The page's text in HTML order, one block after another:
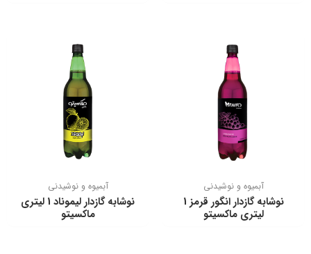
آبمیوه و نوشیدنی
نوشابه گازدار انگور قرمز 1
لیتری ماکسیتو
آبمیوه و نوشیدنی
نوشابه گازدار لیموناد 1 لیتری
ماکسیتو